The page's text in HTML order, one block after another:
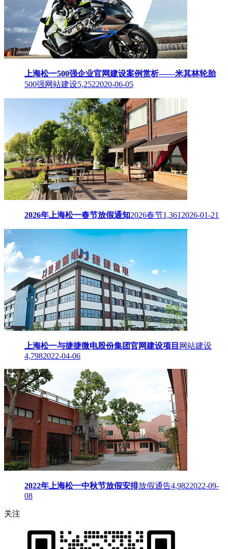
上海松一500强企业官网建设案例赏析——米其林轮胎
500强网站建设5,2522020-06-05
2026年上海松一春节放假通知2026春节1,361 2026-01-21
上海松一与捷捷微电股份集团官网建设项目 网站建设
4,7982022-04-06
2022年上海松一中秋节放假安排放假通告4,9822022-09-
08
关注